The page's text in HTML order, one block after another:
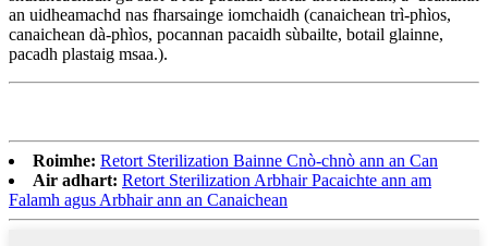
an uidheamachd nas fharsainge iomchaidh (canaichean trì-phìos,
canaichean dà-phìos, pocannan pacaidh sùbailte, botail glainne,
pacadh plastaig msaa.).
Roimhe: Retort Sterilization Bainne Cnò-chnò ann an Can
Air adhart: Retort Sterilization Arbhair Pacaichte ann am
Falamh agus Arbhair ann an Canaichean